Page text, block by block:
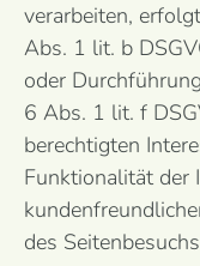
verarbeiten,
Abs. 1 lit. b
oder
6 Abs. 1 lit. f
berechtigten
Funktionalität der
des